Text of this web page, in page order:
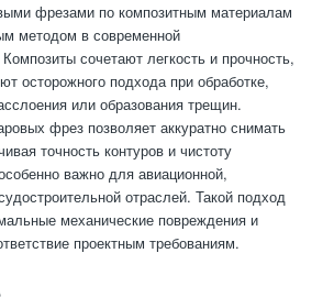
фрезами по композитным материалам
методом в современной
сочетают легкость и прочность,
осторожного подхода при обработке,
или образования трещин.
фрез позволяет аккуратно снимать
точность контуров и чистоту
важно для авиационной,
отраслей. Такой подход
механические повреждения и
проектным требованиям.